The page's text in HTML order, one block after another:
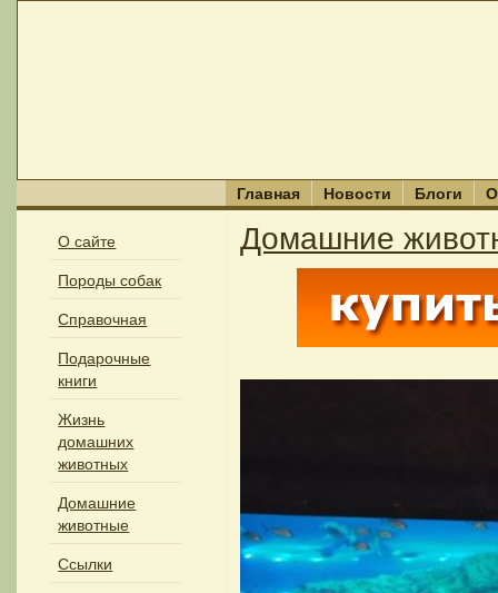
Главная Новости Блоги
О сайте
Породы собак
Справочная
Подарочные
книги
Жизнь
домашних
животных
Домашние
животные
Ссылки
Домашние